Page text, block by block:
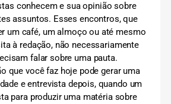
conhecem e sua opinião sobre
assuntos. Esses encontros, que
um café, um almoço ou até mesmo
à redação, não necessariamente
falar sobre uma pauta.
que você faz hoje pode gerar uma
e entrevista depois, quando um
para produzir uma matéria sobre